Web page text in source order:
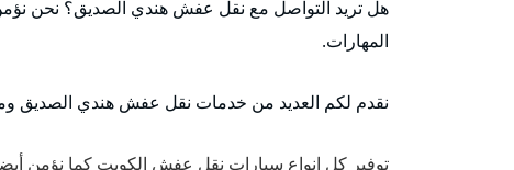
هل تريد التواصل مع نقل عفش هندي الصديق؟ نحن
المهارات.
نقدم لكم العديد من خدمات نقل عفش هندي الصديق
توفير كل انواع سيارات نقل عفش الكويت كما نؤمن